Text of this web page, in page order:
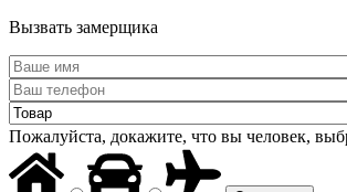
Вызвать замерщика
Пожалуйста, докажите, что вы человек,